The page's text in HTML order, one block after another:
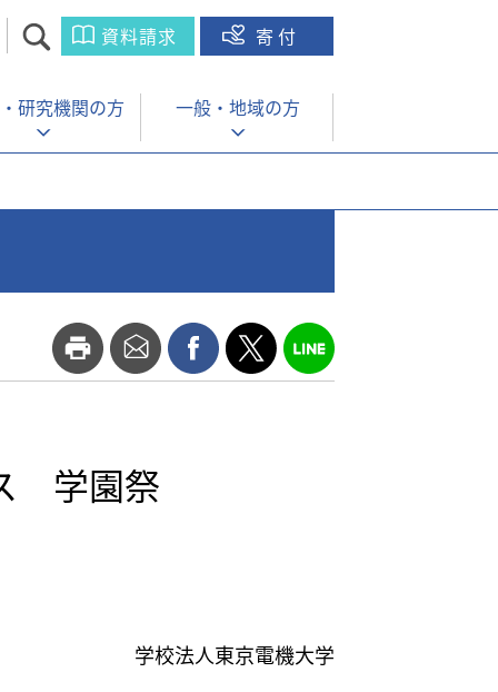
資料請求 寄付
研究機関の方 一般・ 地域の方
学園祭
学校法人東京電機大学